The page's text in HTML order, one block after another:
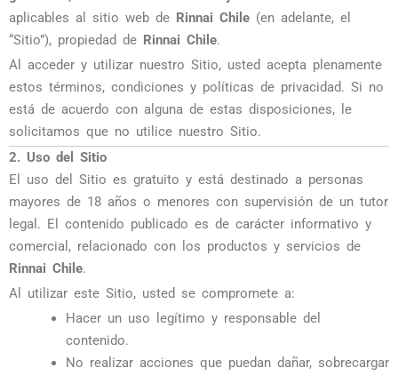
aplicables al sitio web de Rinnai Chile (en adelante, el
“Sitio”), propiedad de Rinnai Chile.
Al acceder y utilizar nuestro Sitio, usted acepta plenamente
estos términos, condiciones y políticas de privacidad. Si no
está de acuerdo con alguna de estas disposiciones, le
solicitamos que no utilice nuestro Sitio.
2. Uso del Sitio
El uso del Sitio es gratuito y está destinado a personas
mayores de 18 años o menores con supervisión de un tutor
legal. El contenido publicado es de carácter informativo y
comercial, relacionado con los productos y servicios de
Rinnai Chile.
Al utilizar este Sitio, usted se compromete a:
Hacer un uso legítimo y responsable del
contenido.
No realizar acciones que puedan dañar, sobrecargar